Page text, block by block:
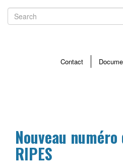
Search
Contact
Nouveau
RIPES